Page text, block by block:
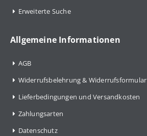
Erweiterte Suche
Allgemeine Informationen
AGB
Widerrufsbelehrung & Widerrufsformular
Lieferbedingungen und Versandkosten
Zahlungsarten
Datenschutz